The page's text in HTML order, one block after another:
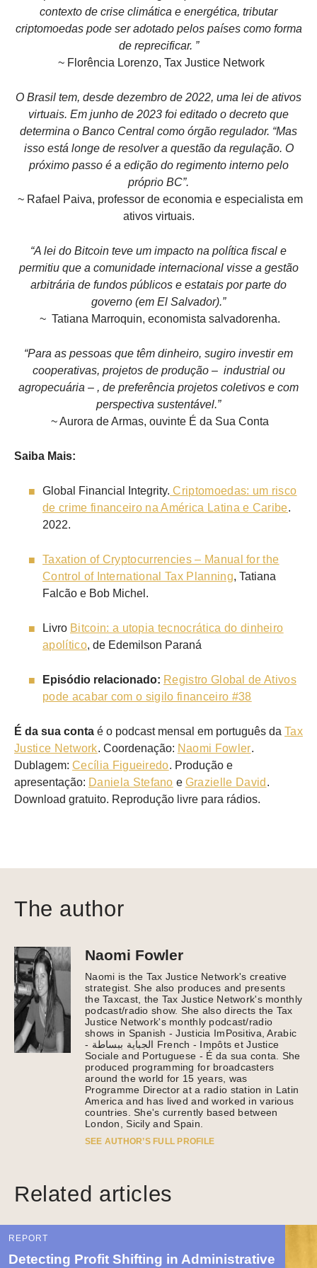
contexto de crise climática e energética, tributar
criptomoedas pode ser adotado pelos países como forma
de reprecificar. ”
~ Florência Lorenzo, Tax Justice Network
O Brasil tem, desde dezembro de 2022, uma lei de ativos
virtuais. Em junho de 2023 foi editado o decreto que
determina o Banco Central como órgão regulador. “Mas
isso está longe de resolver a questão da regulação. O
próximo passo é a edição do regimento interno pelo
próprio BC”.
~ Rafael Paiva, professor de economia e especialista em
ativos virtuais.
“A lei do Bitcoin teve um impacto na política fiscal e
permitiu que a comunidade internacional visse a gestão
arbitrária de fundos públicos e estatais por parte do
governo (em El Salvador).”
~ Tatiana Marroquin, economista salvadorenha.
“Para as pessoas que têm dinheiro, sugiro investir em
cooperativas, projetos de produção – industrial ou
agropecuária – , de preferência projetos coletivos e com
perspectiva sustentável.”
~ Aurora de Armas, ouvinte É da Sua Conta
Saiba Mais:
Global Financial Integrity. Criptomoedas: um risco
de crime financeiro na América Latina e Caribe.
2022.
Taxation of Cryptocurrencies – Manual for the
Control of International Tax Planning, Tatiana
Falcão e Bob Michel.
Livro Bitcoin: a utopia tecnocrática do dinheiro
apolítico, de Edemilson Paraná
Episódio relacionado: Registro Global de Ativos
pode acabar com o sigilo financeiro #38
É da sua conta é o podcast mensal em português da Tax
Justice Network. Coordenação: Naomi Fowler.
Dublagem: Cecília Figueiredo. Produção e
apresentação: Daniela Stefano e Grazielle David .
Download gratuito. Reprodução livre para rádios.
The author
Naomi Fowler
Naomi is the Tax Justice Network's creative
strategist. She also produces and presents
the Taxcast, the Tax Justice Network's monthly
podcast/radio show. She also directs the Tax
Justice Network's monthly podcast/radio
shows in Spanish - Justicia ImPositiva, Arabic
- الجباية ببساطة French - Impôts et Justice
Sociale and Portuguese - É da sua conta. She
produced programming for broadcasters
around the world for 15 years, was
Programme Director at a radio station in Latin
America and has lived and worked in various
countries. She's currently based between
London, Sicily and Spain.
SEE AUTHOR’S FULL PROFILE
Related articles
REPORT
Detecting Profit Shifting in Administrative